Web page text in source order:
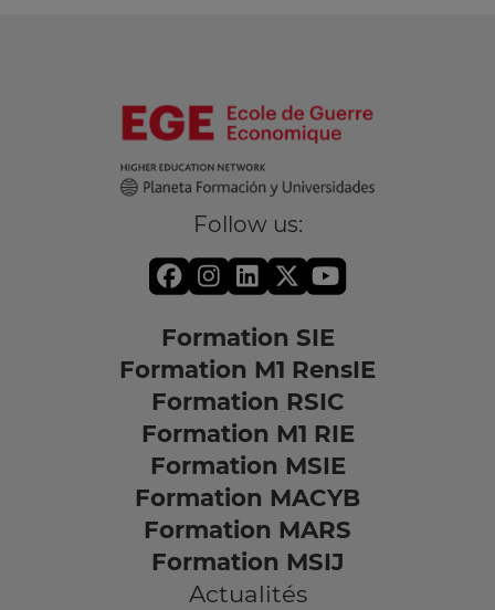
Follow us:
Formation SIE
Formation M1 RensIE
Formation RSIC
Formation M1 RIE
Formation MSIE
Formation MACYB
Formation MARS
Formation MSIJ
Actualités